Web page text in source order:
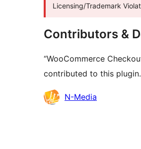
Licensing/Trademark
Contributors &
“WooCommerce
contributed to this plugin.
Contributors
N-Media